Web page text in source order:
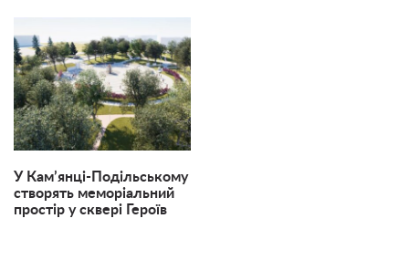
У Кам’янці-Подільському
створять меморіальний
простір у сквері Героїв